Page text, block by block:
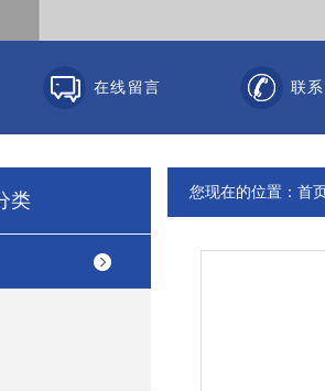
在线留言 联
类 您现在的位置： 首